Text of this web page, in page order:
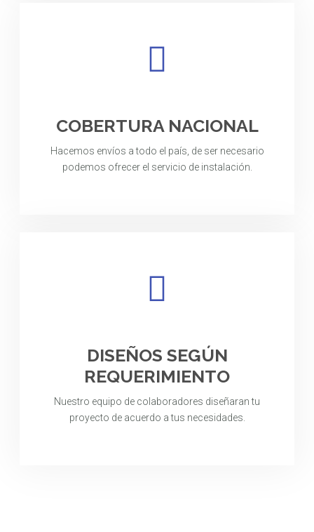
COBERTURA NACIONAL
Hacemos envíos a todo el país, de ser necesario
podemos ofrecer el servicio de instalación.
DISEÑOS SEGÚN
REQUERIMIENTO
Nuestro equipo de colaboradores diseñaran tu
proyecto de acuerdo a tus necesidades.